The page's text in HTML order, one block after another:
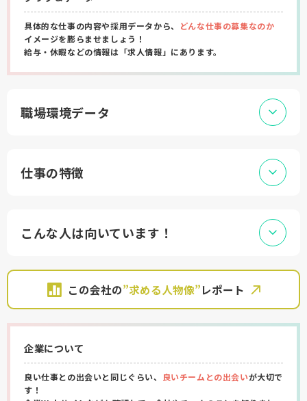
具体的な仕事の内容や採用データから、
どんな仕事の募集なのか
イメージを膨らませましょう！
給与・休暇などの情報は「求人情報」にあります。
職場環境データ
仕事の特徴
こんな人は向いています！
この会社の”求める人物像”レポート
企業について
良い仕事との出会いと同じぐらい、 良いチームとの出会いが大切で
す！